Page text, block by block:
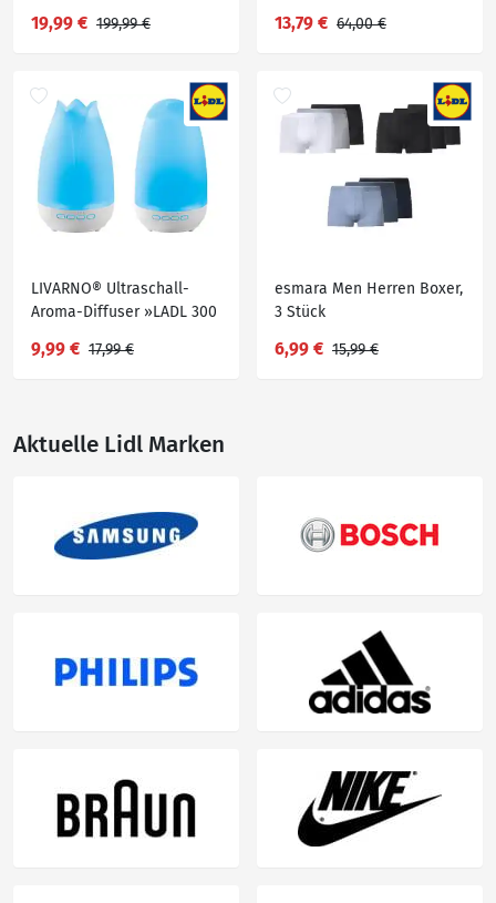
19,99 € 199,99 € 13,79 € 64,00 €
LIVARNO® Ultraschall-
Aroma-Diffuser »LADL 300
9,99 € 17,99 €
esmara Men Herren Boxer,
3 Stück
6,99 € 15,99 €
Aktuelle Lidl Marken